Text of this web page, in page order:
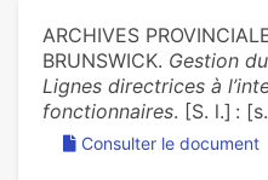
ARCHIVES
BRUNSWICK. Gestion
Lignes directrices à
fonctionnaires. [S. l.] :
Consulter le document